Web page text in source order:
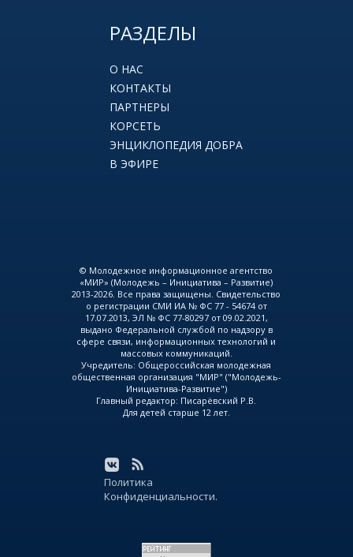
РАЗДЕЛЫ
О НАС
КОНТАКТЫ
ПАРТНЕРЫ
КОРСЕТЬ
ЭНЦИКЛОПЕДИЯ ДОБРА
В ЭФИРЕ
© Молодежное информационное агентство
«МИР» (Молодежь – Инициатива – Развитие)
2013-2026. Все права защищены. Свидетельство
о регистрации СМИ ИА № ФС 77 - 54674 от
17.07.2013, ЭЛ № ФС 77-80297 от 09.02.2021,
выдано Федеральной службой по надзору в
сфере связи, информационных технологий и
массовых коммуникаций.
Учредитель: Общероссийская молодежная
общественная организация "МИР" ("Молодежь-
Инициатива-Развитие")
Главный редактор: Писарёвский Р.В.
Для детей старше 12 лет.
Политика
Конфиденциальности.